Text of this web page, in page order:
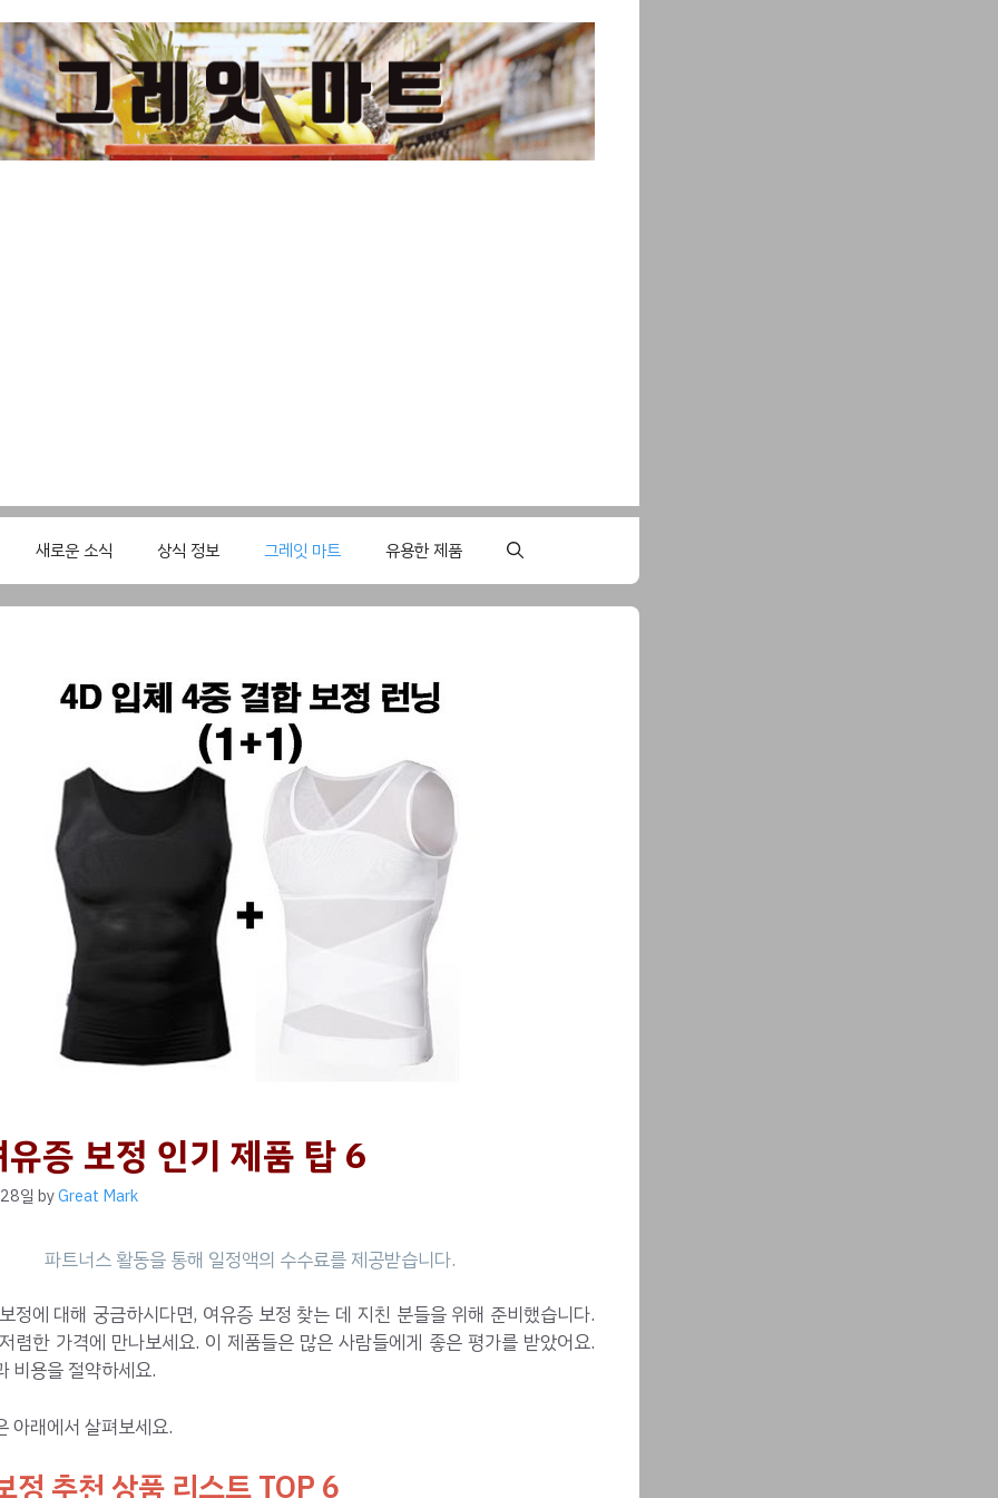
새로운 소식 상식 정보 그레잇 마트 유용한 제품
증 보정 인기 제품 탑 6
일 byGreat Mark
정에 대해 궁금하시다면, 여유증 보정 찾는 데 지친 분들을 위해 준비했습니다.
렴한 가격에 만나보세요. 이 제품들은 많은 사람들에게 좋은 평가를 받았어요.
비용을 절약하세요.
아래에서 살펴보세요.
정 추천 상품 리스트 TOP 6